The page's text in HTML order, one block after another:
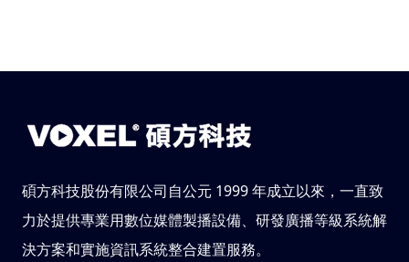
碩方科技股份有限公司自公元 1999 年成立以來，一直致
力於提供專業用數位媒體製播設備、研發廣播等級系統解
決方案和實施資訊系統整合建置服務。